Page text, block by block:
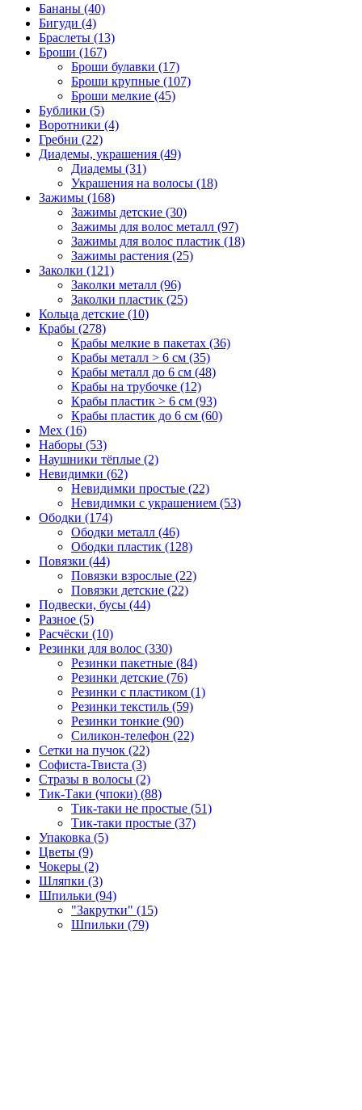
Бананы (40)
Бигуди (4)
Браслеты (13)
Броши (167)
Броши булавки (17)
Броши крупные (107)
Броши мелкие (45)
Бублики (5)
Воротники (4)
Гребни (22)
Диадемы, украшения (49)
Диадемы (31)
Украшения на волосы (18)
Зажимы (168)
Зажимы детские (30)
Зажимы для волос металл (97)
Зажимы для волос пластик (18)
Зажимы растения (25)
Заколки (121)
Заколки металл (96)
Заколки пластик (25)
Кольца детские (10)
Крабы (278)
Крабы мелкие в пакетах (36)
Крабы металл > 6 см (35)
Крабы металл до 6 см (48)
Крабы на трубочке (12)
Крабы пластик > 6 см (93)
Крабы пластик до 6 см (60)
Мех (16)
Наборы (53)
Наушники тёплые (2)
Невидимки (62)
Невидимки простые (22)
Невидимки с украшением (53)
Ободки (174)
Ободки металл (46)
Ободки пластик (128)
Повязки (44)
Повязки взрослые (22)
Повязки детские (22)
Подвески, бусы (44)
Разное (5)
Расчёски (10)
Резинки для волос (330)
Резинки пакетные (84)
Резинки детские (76)
Резинки с пластиком (1)
Резинки текстиль (59)
Резинки тонкие (90)
Силикон-телефон (22)
Сетки на пучок (22)
Софиста-Твиста (3)
Стразы в волосы (2)
Тик-Таки (чпоки) (88)
Тик-таки не простые (51)
Тик-таки простые (37)
Упаковка (5)
Цветы (9)
Чокеры (2)
Шляпки (3)
Шпильки (94)
"Закрутки" (15)
Шпильки (79)